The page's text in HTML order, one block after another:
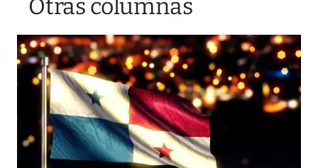
Otras columnas